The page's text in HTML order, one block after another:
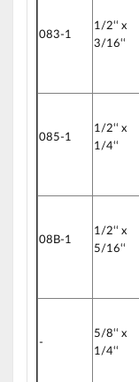
083-1
1/2‘‘ x
3/16‘‘
085-1
1/2‘‘ x
1/4‘‘
08B-1
1/2‘‘ x
5/16‘‘
-
5/8‘‘ x
1/4‘‘